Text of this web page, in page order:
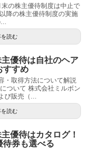
の株主優待制度は中止で
降の株主優待制度の実施
読む
優待は自社のヘア
すすめ
・取得方法について解説
ついて 株式会社ミルボン
び販売（...
読む
優待はカタログ！
待券も選べる